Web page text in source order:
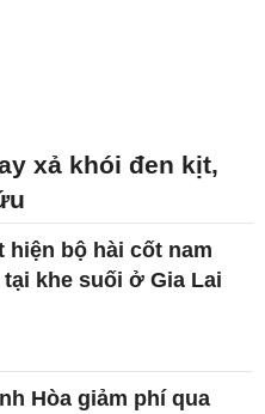
xả khói đen kịt,
hiện bộ hài cốt nam
khe suối ở Gia Lai
Hòa giảm phí qua